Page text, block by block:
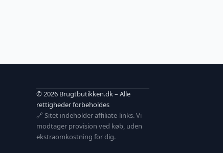
© 2026 Brugtbutikken.dk – Alle
rettigheder forbeholdes
🔗 Sitet indeholder affiliate-links. Vi
modtager provision ved køb, uden
ekstraomkostning for dig.